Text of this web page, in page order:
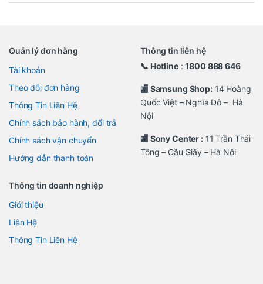
Quản lý đơn hàng
Tài khoản
Theo dõi đơn hàng
Thông Tin Liên Hệ
Chính sách bảo hành, đổi trả
Chính sách vận chuyển
Hướng dẫn thanh toán
Thông tin liên hệ
📞 Hotline:1800 888 646
🏬 Samsung Shop:14 Hoàng
Quốc Việt – Nghĩa Đô – Hà
Nội
🏬 Sony Center :11 Trần Thái
Tông – Cầu Giấy – Hà Nội
Thông tin doanh nghiệp
Giới thiệu
Liên Hệ
Thông Tin Liên Hệ